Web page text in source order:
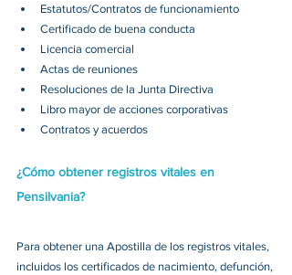
Estatutos/Contratos de funcionamiento
Certificado de buena conducta
Licencia comercial
Actas de reuniones
Resoluciones de la Junta Directiva
Libro mayor de acciones corporativas
Contratos y acuerdos
¿Cómo obtener registros vitales en
Pensilvania?
Para obtener una Apostilla de los registros vitales,
incluidos los certificados de nacimiento, defunción,